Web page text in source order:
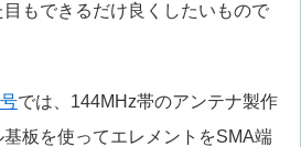
もできるだけ良くしたいもので
では、144MHz帯のアンテナ製作
板を使ってエレメントをSMA端